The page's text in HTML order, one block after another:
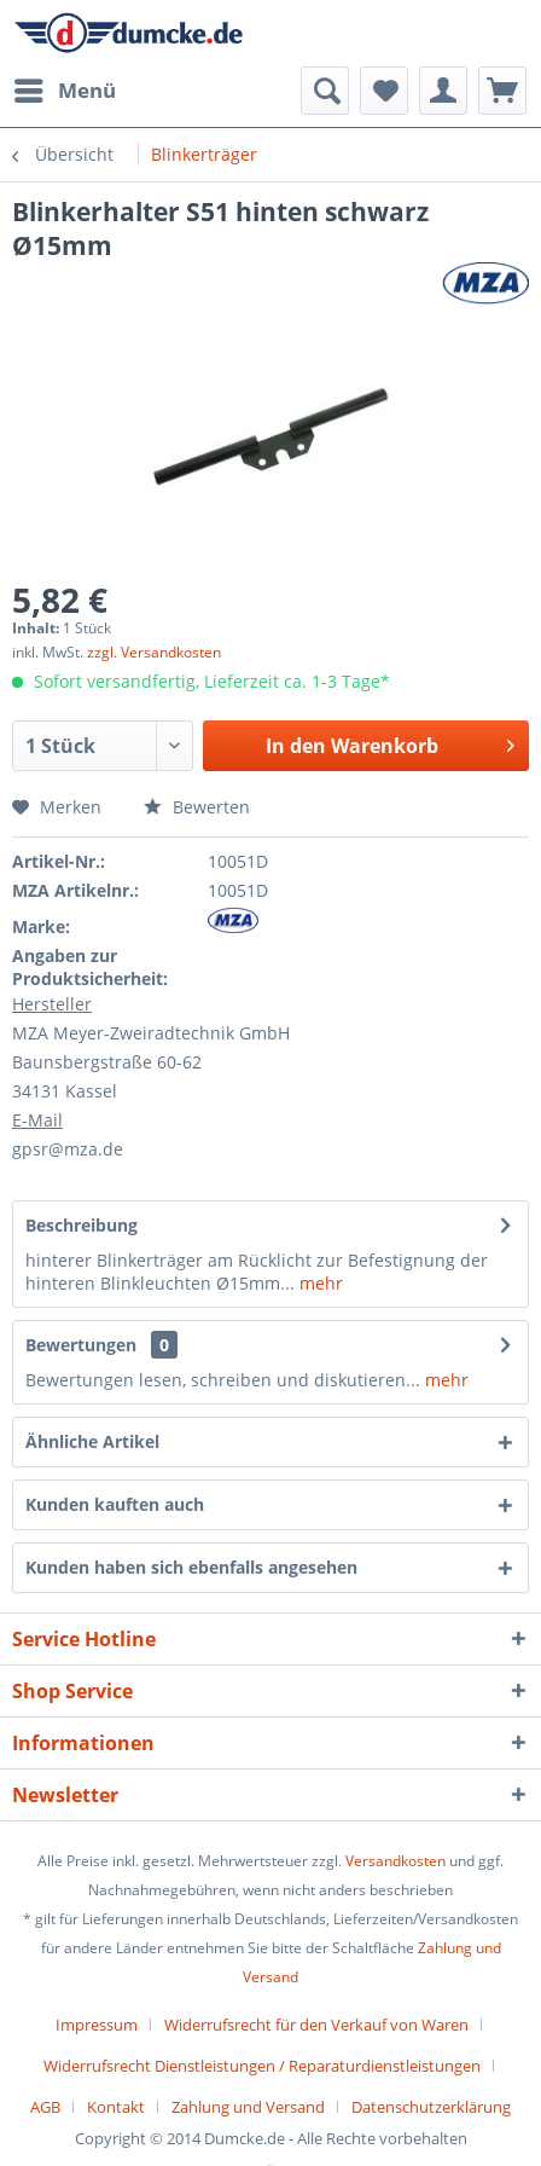
Menü
Übersicht Blinkerträger
Blinkerhalter S51 hinten schwarz
Ø15mm
5,82 €
Inhalt: 1 Stück
inkl. MwSt.zzgl. Versandkosten
Sofort versandfertig, Lieferzeit ca. 1-3 Tage*
In den Warenkorb
Merken Bewerten
Artikel-Nr.:
10051D
MZA Artikelnr.:
10051D
Marke:
Angaben zur
Produktsicherheit:
Hersteller
MZA Meyer-Zweiradtechnik GmbH
Baunsbergstraße 60-62
34131 Kassel
E-Mail
gpsr@mza.de
Beschreibung
hinterer Blinkerträger am Rücklicht zur Befestignung der
hinteren Blinkleuchten Ø15mm... mehr
Bewertungen
0
Bewertungen lesen, schreiben und diskutieren... mehr
Ähnliche Artikel
Kunden kauften auch
Kunden haben sich ebenfalls angesehen
Service Hotline
Shop Service
Informationen
Newsletter
Alle Preise inkl. gesetzl. Mehrwertsteuer zzgl.Versandkosten und ggf.
Nachnahmegebühren, wenn nicht anders beschrieben
* gilt für Lieferungen innerhalb Deutschlands, Lieferzeiten/Versandkosten
für andere Länder entnehmen Sie bitte der Schaltfläche Zahlung und
Versand
Impressum
Widerrufsrecht für den Verkauf von Waren
Widerrufsrecht Dienstleistungen / Reparaturdienstleistungen
AGB
Kontakt Zahlung und Versand
Datenschutzerklärung
Copyright © 2014 Dumcke.de - Alle Rechte vorbehalten